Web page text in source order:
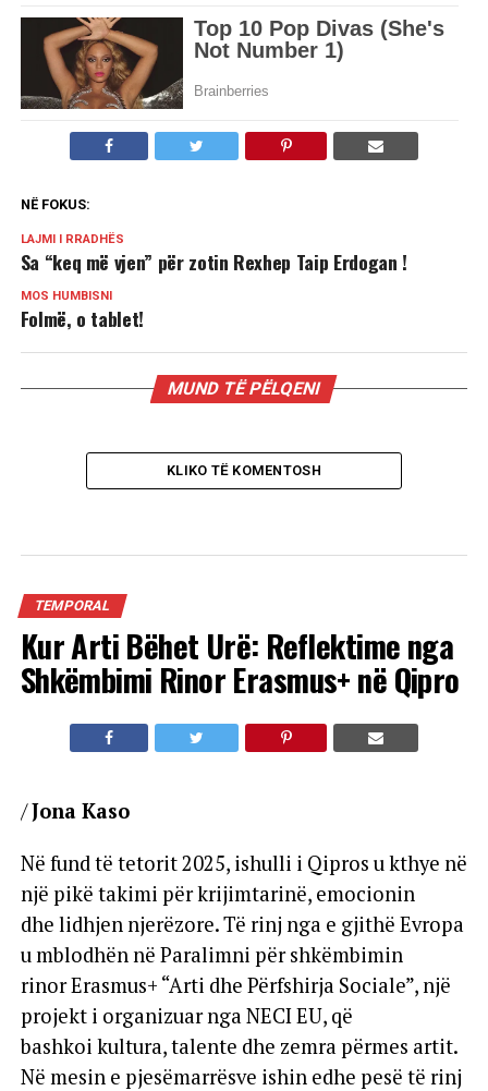
NË FOKUS:
LAJMI I RRADHËS
Sa “keq më vjen” për zotin Rexhep Taip Erdogan !
MOS HUMBISNI
Folmë, o tablet!
MUND TË PËLQENI
KLIKO TË KOMENTOSH
TEMPORAL
Kur Arti Bëhet Urë: Reflektime nga
Shkëmbimi Rinor Erasmus+ në Qipro
/Jona Kaso
Në fund të tetorit 2025, ishulli i Qipros u kthye në
një pikë takimi për krijimtarinë, emocionin
dhe lidhjen njerëzore. Të rinj nga e gjithë Evropa
u mblodhën në Paralimni për shkëmbimin
rinor Erasmus+ “Arti dhe Përfshirja Sociale”, një
projekt i organizuar nga NECI EU, që
bashkoi kultura, talente dhe zemra përmes artit.
Në mesin e pjesëmarrësve ishin edhe pesë të rinj